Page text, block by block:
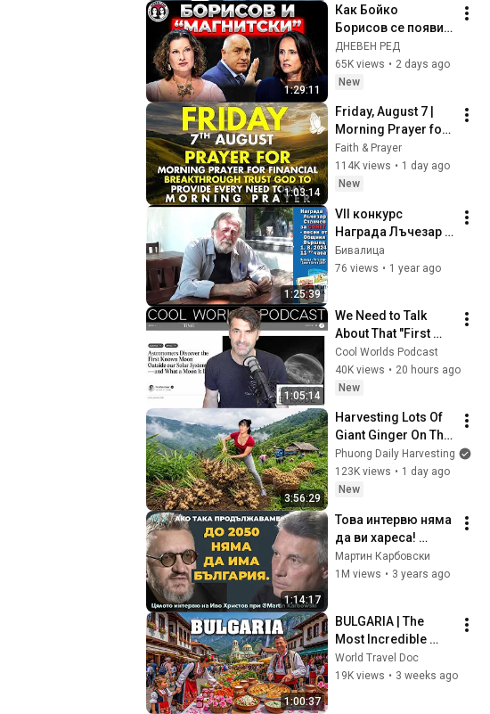
1:29:11
Как Бойко
Борисов се появи
като корумпиран
политик в делото
на  Божков за
"Магнитски"
ДНЕВЕН РЕД
65K views • 2 days ago
New
1:03:14
Friday, August 7 |
Morning Prayer for
Financial
Breakthrough | Trust
God to Provide
Faith & Prayer
114K views • 1 day ago
New
1:25:39
VII конкурс
Награда Лъчезар
Станчев 🌺 за
Сонет - песен от
Бивалица
76 views • 1 year ago
1:05:14
We Need to Talk
About That "First
Exomoon"
Discovery
Cool Worlds Podcast
40K views • 20 hours ago
New
3:56:29
Harvesting Lots Of
Giant Ginger On The
High Hills | Full
Truckload for the
Village Market
Phuong Daily Harvesting
123K views • 1 day ago
New
1:14:17
Това интервю няма
да ви хареса!
Дисекция на
българското
цялото интервю
Мартин Карбовски
1M views • 3 years ago
1:00:37
BULGARIA | The
Most Incredible
Places in the World
You’ve Never Set
World Travel Doc
19K views • 3 weeks ago